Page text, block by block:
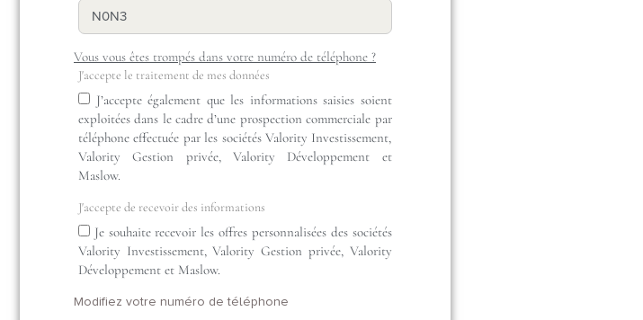
Vous vous êtes trompés dans votre numéro de téléphone ?
J'accepte le traitement de mes données
J’accepte également que les informations saisies soient
exploitées dans le cadre d’une prospection commerciale par
téléphone effectuée par les sociétés Valority Investissement,
Valority Gestion privée, Valority Développement et
Maslow.
J'accepte de recevoir des informations
Je souhaite recevoir les offres personnalisées des sociétés
Valority Investissement, Valority Gestion privée, Valority
Développement et Maslow.
Modifiez votre numéro de téléphone